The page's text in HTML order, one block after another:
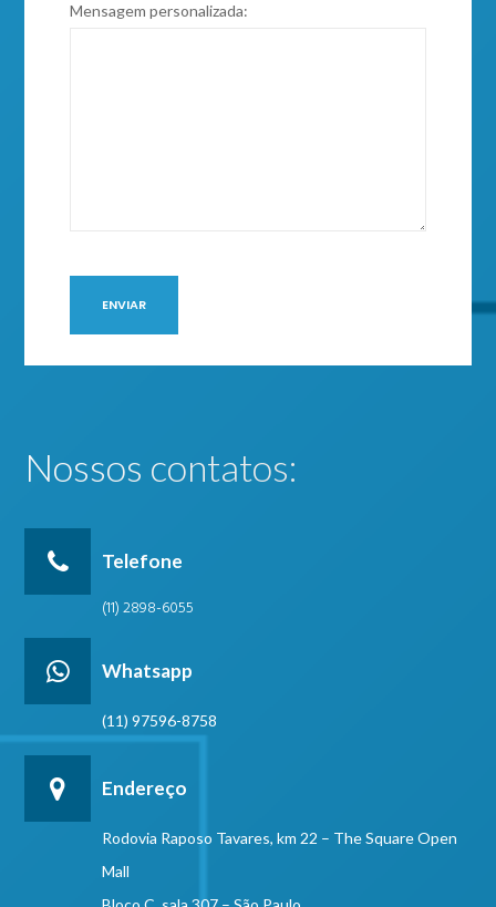
Mensagem personalizada:
Nossos contatos:
Telefone
(11) 2898-6055
Whatsapp
(11) 97596-8758
Endereço
Rodovia Raposo Tavares, km 22 – The Square Open
Mall